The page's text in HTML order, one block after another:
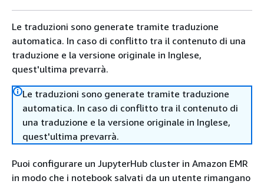
Le traduzioni sono generate tramite traduzione
automatica. In caso di conflitto tra il contenuto di una
traduzione e la versione originale in Inglese,
quest'ultima prevarrà.
Le traduzioni sono generate tramite traduzione
automatica. In caso di conflitto tra il contenuto di
una traduzione e la versione originale in Inglese,
quest'ultima prevarrà.
Puoi configurare un JupyterHub cluster in Amazon EMR
in modo che i notebook salvati da un utente rimangano